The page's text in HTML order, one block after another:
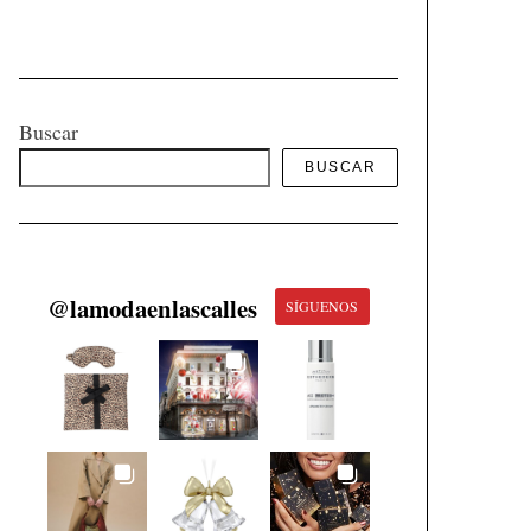
Buscar
BUSCAR
@lamodaenlascalles SÍGUENOS